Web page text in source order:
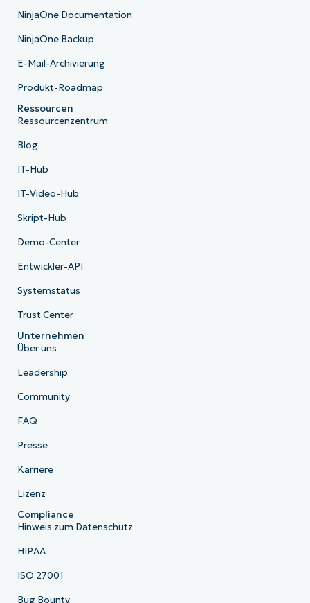
NinjaOne Documentation
NinjaOne Backup
E-Mail-Archivierung
Produkt-Roadmap
Ressourcen
Ressourcenzentrum
Blog
IT-Hub
IT-Video-Hub
Skript-Hub
Demo-Center
Entwickler-API
Systemstatus
Trust Center
Unternehmen
Über uns
Leadership
Community
FAQ
Presse
Karriere
Lizenz
Compliance
Hinweis zum Datenschutz
HIPAA
ISO 27001
Bug Bounty